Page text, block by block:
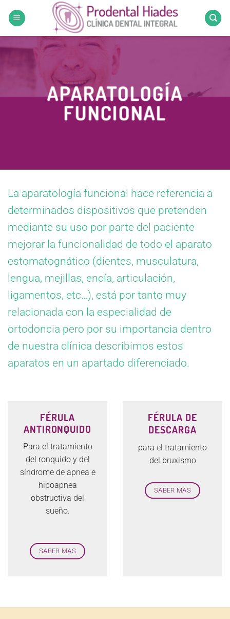
APARATOLOGÍA
FUNCIONAL
La aparatología funcional hace referencia a
determinados dispositivos que pretenden
mediante su uso por parte del paciente
mejorar la funcionalidad de todo el aparato
estomatognático (dientes, musculatura,
lengua, mejillas, encía, articulación,
ligamentos, etc…), está por tanto muy
relacionada con la especialidad de
ortodoncia pero por su importancia dentro
de nuestra clínica describimos estos
aparatos en un apartado diferenciado.
FÉRULA
ANTIRONQUIDO
Para el tratamiento
del ronquido y del
síndrome de apnea e
hipoapnea
obstructiva del
sueño.
SABER MAS
FÉRULA DE
DESCARGA
para el tratamiento
del bruxismo
SABER MAS